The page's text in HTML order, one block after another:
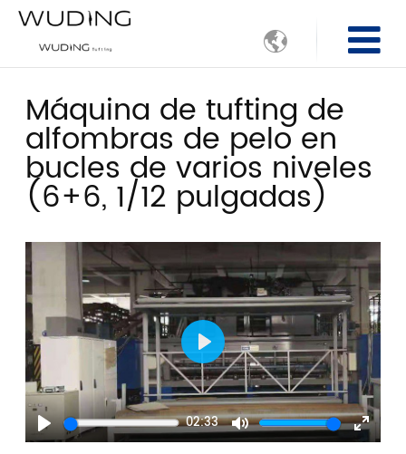

Máquina de tufting de
alfombras de pelo en
bucles de varios niveles
(6+6, 1/12 pulgadas)
Play
02:33
Mute
Enter
Play